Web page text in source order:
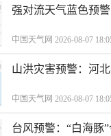
强对流天气蓝色预
中国天气网 2026-08-07
山洪灾害预警：河
中国天气网 2026-08-07
台风预警：“白海豚